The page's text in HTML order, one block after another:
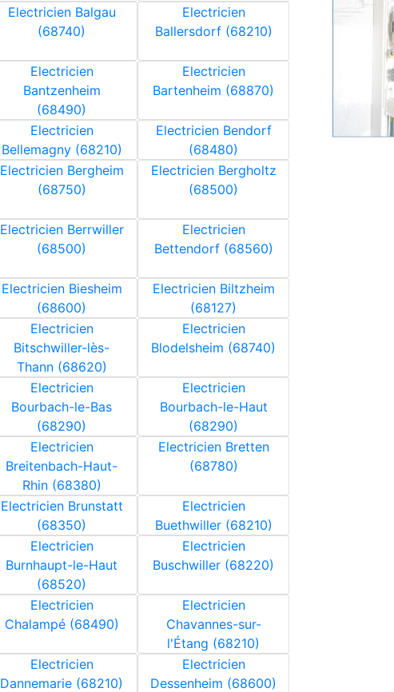
Electricien Balgau
(68740)
Electricien
Ballersdorf (68210)
Electricien
Bantzenheim
(68490)
Electricien
Bartenheim (68870)
Electricien
Bellemagny (68210)
Electricien Bendorf
(68480)
Electricien Bergheim
(68750)
Electricien Bergholtz
(68500)
Electricien Berrwiller
(68500)
Electricien
Bettendorf (68560)
Electricien Biesheim
(68600)
Electricien Biltzheim
(68127)
Electricien
Bitschwiller-lès-
Thann (68620)
Electricien
Blodelsheim (68740)
Electricien
Bourbach-le-Bas
(68290)
Electricien
Bourbach-le-Haut
(68290)
Electricien
Breitenbach-Haut-
Rhin (68380)
Electricien Bretten
(68780)
Electricien Brunstatt
(68350)
Electricien
Buethwiller (68210)
Electricien
Burnhaupt-le-Haut
(68520)
Electricien
Buschwiller (68220)
Electricien
Chalampé (68490)
Electricien
Chavannes-sur-
l'Étang (68210)
Electricien
Dannemarie (68210)
Electricien
Dessenheim (68600)